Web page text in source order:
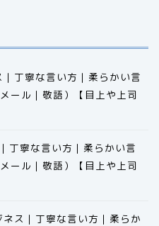
丁寧な言い方｜柔らかい言
ール｜敬語）【目上や上司
丁寧な言い方｜柔らかい言
ール｜敬語）【目上や上司
ス｜丁寧な言い方｜柔らか
食品